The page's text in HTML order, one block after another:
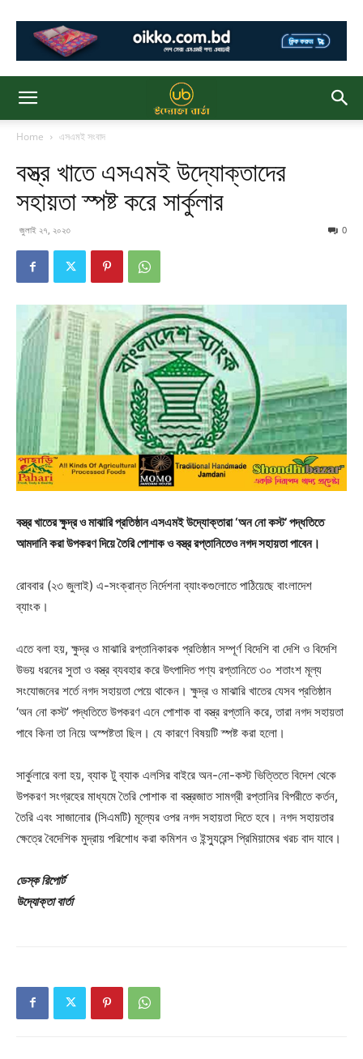
Home এসএমই সংবাদ
বস্ত্র খাতে এসএমই উদ্যোক্তাদের
সহায়তা স্পষ্ট করে সার্কুলার
জুলাই ২৭, ২০২৩ 0
বস্ত্র খাতের ক্ষুদ্র ও মাঝারি প্রতিষ্ঠান এসএমই উদ্যোক্তারা ‘অন নো কস্ট’ পদ্ধতিতে
আমদানি করা উপকরণ দিয়ে তৈরি পোশাক ও বস্ত্র রপ্তানিতেও নগদ সহায়তা পাবেন।
রোববার (২৩ জুলাই) এ-সংক্রান্ত নির্দেশনা ব্যাংকগুলোতে পাঠিয়েছে বাংলাদেশ
ব্যাংক।
এতে বলা হয়, ক্ষুদ্র ও মাঝারি রপ্তানিকারক প্রতিষ্ঠান সম্পূর্ণ বিদেশি বা দেশি ও বিদেশি
উভয় ধরনের সুতা ও বস্ত্র ব্যবহার করে উৎপাদিত পণ্য রপ্তানিতে ৩০ শতাংশ মূল্য
সংযোজনের শর্তে নগদ সহায়তা পেয়ে থাকেন। ক্ষুদ্র ও মাঝারি খাতের যেসব প্রতিষ্ঠান
‘অন নো কস্ট’ পদ্ধতিতে উপকরণ এনে পোশাক বা বস্ত্র রপ্তানি করে, তারা নগদ সহায়তা
পাবে কিনা তা নিয়ে অস্পষ্টতা ছিল। যে কারণে বিষয়টি স্পষ্ট করা হলো।
সার্কুলারে বলা হয়, ব্যাক টু ব্যাক এলসির বাইরে অন-নো-কস্ট ভিত্তিতে বিদেশ থেকে
উপকরণ সংগ্রহের মাধ্যমে তৈরি পোশাক বা বস্ত্রজাত সামগ্রী রপ্তানির বিপরীতে কর্তন,
তৈরি এবং সাজানোর (সিএমটি) মূল্যের ওপর নগদ সহায়তা দিতে হবে। নগদ সহায়তার
ক্ষেত্রে বৈদেশিক মুদ্রায় পরিশোধ করা কমিশন ও ইন্স্যুরেন্স প্রিমিয়ামের খরচ বাদ যাবে।
ডেস্ক রিপোর্ট
উদ্যোক্তা বার্তা